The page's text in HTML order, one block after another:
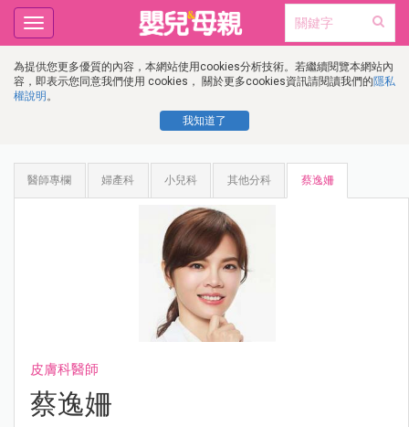
為提供您更多優質的內容，本網站使用cookies分析技術。若繼續閱覽本網站內
容，即表示您同意我們使用 cookies， 關於更多cookies資訊請閱讀我們的隱私
權說明 。
我知道了
Toggle
navigation
醫師專欄 婦產科 小兒科 其他分科 蔡逸姍
皮膚科醫師
蔡逸姍